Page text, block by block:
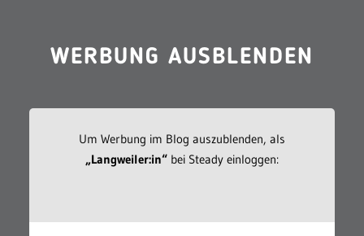
WERBUNG AUSBLENDEN
Um Werbung im Blog auszublenden, als
„Langweiler:in“bei Steady einloggen: